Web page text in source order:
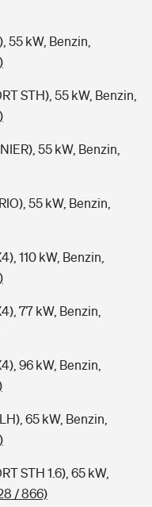
55 kW, Benzin,
STH), 55 kW, Benzin,
55 kW, Benzin,
55 kW, Benzin,
110 kW, Benzin,
77 kW, Benzin,
96 kW, Benzin,
65 kW, Benzin,
STH 1.6), 65 kW,
/ 866)